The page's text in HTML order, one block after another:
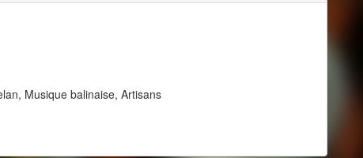
Musique balinaise, Artisans